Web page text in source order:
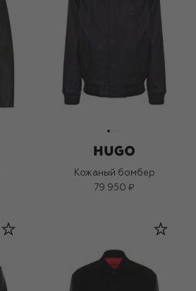
Кожаный бомбер
79 950 ₽